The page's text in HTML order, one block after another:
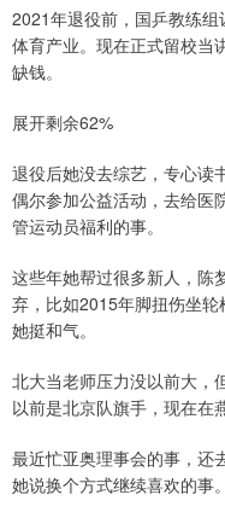
2021年退役前，国乒教练
体育产业。现在正式留校当
缺钱。
展开剩余62%
退役后她没去综艺，专心读
偶尔参加公益活动，去给医
管运动员福利的事。
这些年她帮过很多新人，陈
弃，比如2015年脚扭伤坐
她挺和气。
北大当老师压力没以前大，
以前是北京队旗手，现在在
最近忙亚奥理事会的事，还
她说换个方式继续喜欢的事